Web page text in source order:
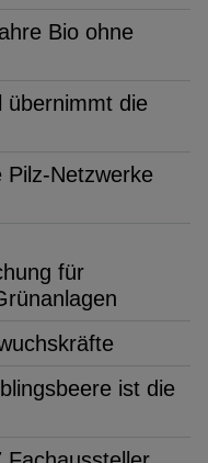
Bio ohne
übernimmt die
Pilz-Netzwerke
für
ist die